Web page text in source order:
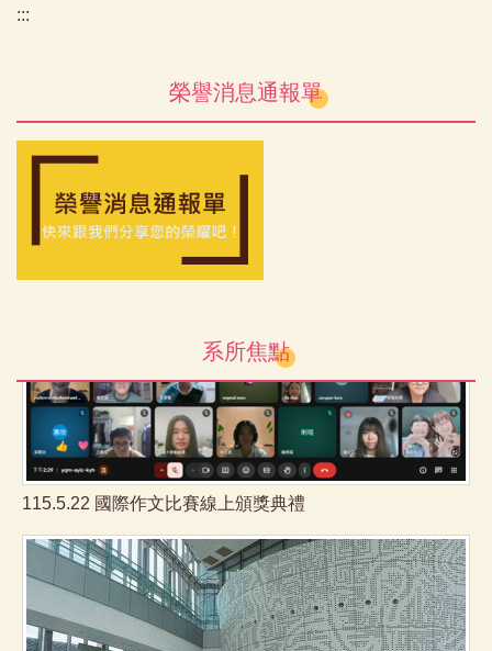
:::
榮譽消息通報單
系所焦點
115.06.04 NPTU Toastmasters Club 期末聚會
115.5.22 國際作文比賽線上頒獎典禮